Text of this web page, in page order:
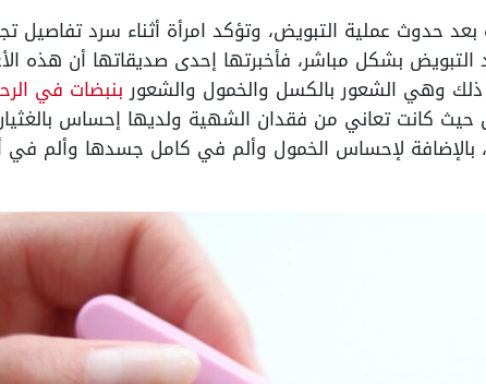
حدوث عملية التبويض، وتؤكد امرأة أثناء سرد تفاصيل
بشكل مباشر، فأخبرتها إحدى صديقاتها أن هذه
وهي الشعور بالكسل والخمول والشعوربنبضات في
حيث كانت تعاني من فقدان الشهية ولديها إحساس
هكذا أول 3 أشهر من الحمل، بالإضافة لإحساس الخمول وألم في كامل جسدها